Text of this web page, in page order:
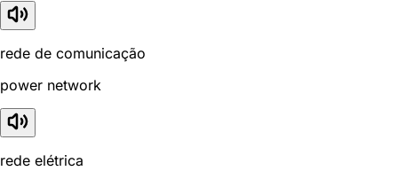
rede de comunicação
power network
rede elétrica